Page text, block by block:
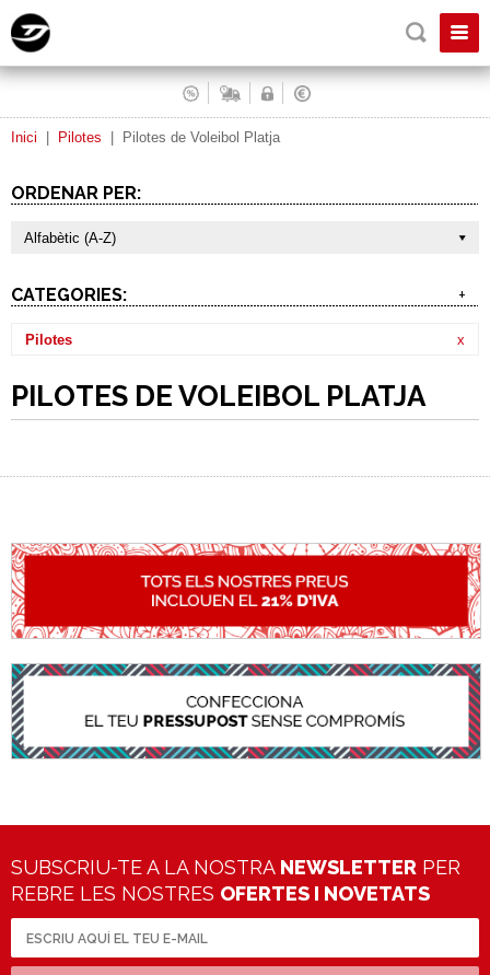
Inici Pilotes Pilotes de Voleibol Platja
ORDENAR PER:
Alfabètic (A-Z)
CATEGORIES: +
Pilotes x
PILOTES DE VOLEIBOL PLATJA
SUBSCRIU-TE A LA NOSTRA NEWSLETTER PER
REBRE LES NOSTRES OFERTES I NOVETATS